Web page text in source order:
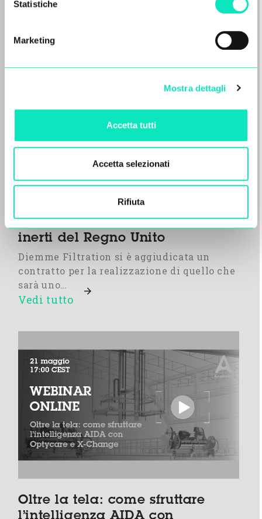
Statistiche
Marketing
Mostra dettagli
Accetta tutti
Accetta selezionati
Rifiuta
Diemme Filtration realizzerà
uno dei più grandi impianti di
trattamento dei sedimenti da
inerti del Regno Unito
Diemme Filtration si è aggiudicata un
contratto per la realizzazione di quello che
sarà uno…
Vedi tutto
Oltre la tela: come sfruttare